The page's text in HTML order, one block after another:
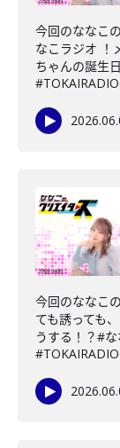
今回のななこ
なこラジオ ！
ちゃんの誕生
今回のななこ
ても誘っても
うする！？#